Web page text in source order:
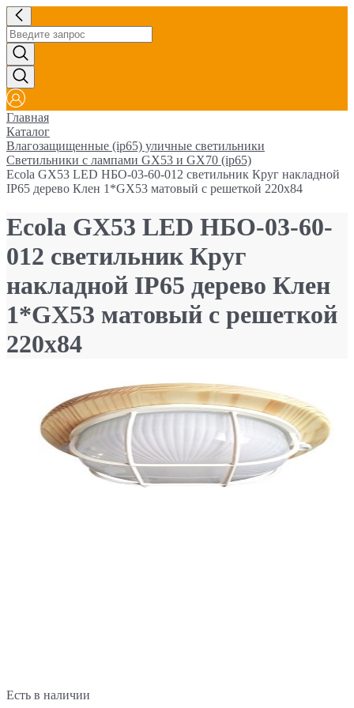
Главная
Каталог
Влагозащищенные (ip65) уличные светильники
Светильники с лампами GX53 и GX70 (ip65)
Ecola GX53 LED НБО-03-60-012 светильник Круг накладной
IP65 дерево Клен 1*GX53 матовый с решеткой 220х84
Ecola GX53 LED НБО-03-60-
012 светильник Круг
накладной IP65 дерево Клен
1*GX53 матовый с решеткой
220х84
Есть в наличии